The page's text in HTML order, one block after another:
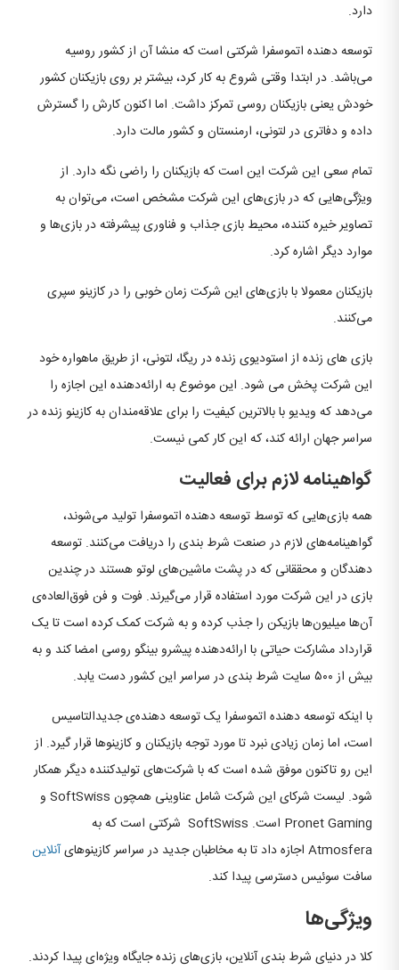
دارد.
توسعه دهنده اتموسفرا شرکتی است که منشا آن از کشور روسیه
می‌باشد. در ابتدا وقتی شروع به کار کرد، بیشتر بر روی بازیکنان کشور
خودش یعنی بازیکنان روسی تمرکز داشت. اما اکنون کارش را گسترش
داده و دفاتری در لتونی، ارمنستان و کشور مالت دارد.
تمام سعی این شرکت این است که بازیکنان را راضی نگه دارد. از
ویژگی‌هایی که در بازی‌های این شرکت مشخص است، می‌توان به
تصاویر خیره کننده، محیط بازی جذاب و فناوری پیشرفته در بازی‌ها و
موارد دیگر اشاره کرد.
بازیکنان معمولا با بازی‌های این شرکت زمان خوبی را در کازینو سپری
می‌کنند.
بازی های زنده از استودیوی زنده در ریگا، لتونی، از طریق ماهواره خود
این شرکت پخش می شود. این موضوع به ارائه‌دهنده این اجازه را
می‌دهد که ویدیو با بالاترین کیفیت را برای علاقه‌مندان به کازینو زنده در
سراسر جهان ارائه کند، که این کار کمی نیست.
گواهینامه لازم برای فعالیت
همه بازی‌هایی که توسط توسعه دهنده اتموسفرا تولید می‌شوند،
گواهینامه‌های لازم در صنعت شرط بندی را دریافت می‌کنند. توسعه
دهندگان و محققانی که در پشت ماشین‌های لوتو هستند در چندین
بازی در این شرکت مورد استفاده قرار می‌گیرند. فوت و فن فوق‌العاده‌ی
آن‌ها میلیون‌ها بازیکن را جذب کرده و به شرکت کمک کرده است تا یک
قرارداد مشارکت حیاتی با ارائه‌دهنده پیشرو بینگو روسی امضا کند و به
بیش از ۵۰۰ سایت شرط بندی در سراسر این کشور دست یابد.
با اینکه توسعه دهنده اتموسفرا یک توسعه دهنده‌ی جدیدالتاسیس
است، اما زمان زیادی نبرد تا مورد توجه بازیکنان و کازینوها قرار گیرد. از
این رو تاکنون موفق شده است که با شرکت‌های تولیدکننده دیگر همکار
شود. لیست شرکای این شرکت شامل عناوینی همچون SoftSwiss و
Pronet Gaming است. SoftSwiss شرکتی است که به
Atmosfera اجازه داد تا به مخاطبان جدید در سراسر کازینوهای
آنلاین
سافت سوئیس دسترسی پیدا کند.
ویژگی‌ها
کلا در دنیای شرط بندی آنلاین، بازی‌های زنده جایگاه ویژه‌ای پیدا کردند.